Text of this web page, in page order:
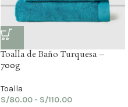
Toalla de Baño Turquesa –
700g
Toalla
S/80.00 - S/110.00